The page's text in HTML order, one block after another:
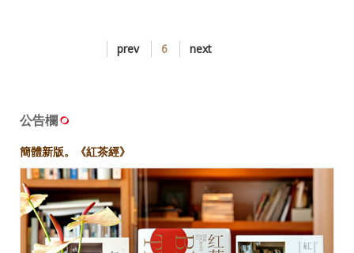
prev 6 next
公告欄
簡體新版。《紅茶經》